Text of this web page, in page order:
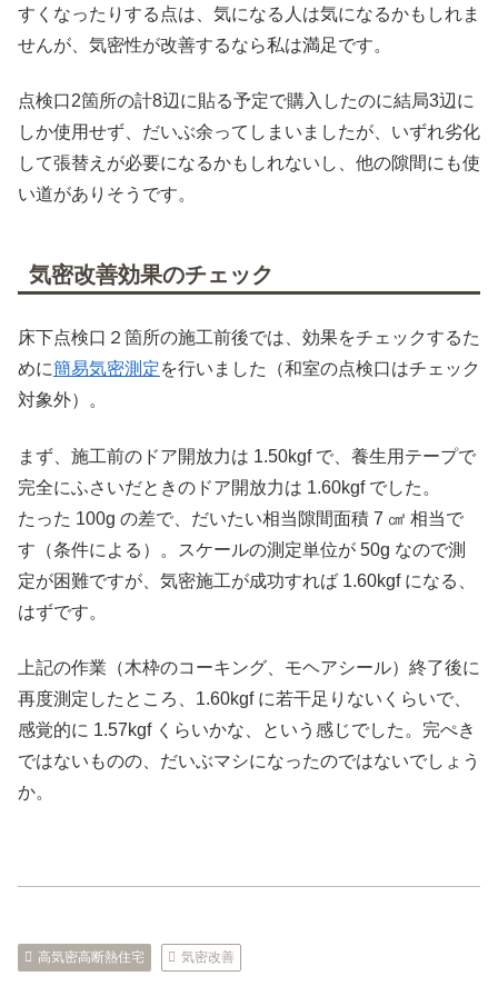
すくなったりする点は、気になる人は気になるかもしれま
せんが、気密性が改善するなら私は満足です。
点検口2箇所の計8辺に貼る予定で購入したのに結局3辺に
しか使用せず、だいぶ余ってしまいましたが、いずれ劣化
して張替えが必要になるかもしれないし、他の隙間にも使
い道がありそうです。
気密改善効果のチェック
床下点検口２箇所の施工前後では、効果をチェックするた
めに簡易気密測定を行いました（和室の点検口はチェック
対象外）。
まず、施工前のドア開放力は 1.50kgf で、養生用テープで
完全にふさいだときのドア開放力は 1.60kgf でした。
たった 100g の差で、だいたい相当隙間面積 7 ㎠ 相当で
す（条件による）。スケールの測定単位が 50g なので測
定が困難ですが、気密施工が成功すれば 1.60kgf になる、
はずです。
上記の作業（木枠のコーキング、モヘアシール）終了後に
再度測定したところ、1.60kgf に若干足りないくらいで、
感覚的に 1.57kgf くらいかな、という感じでした。完ぺき
ではないものの、だいぶマシになったのではないでしょう
か。
高気密高断熱住宅 気密改善